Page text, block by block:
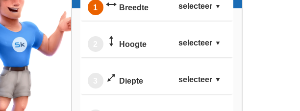
1 Breedte selecteer
Hoogte selecteer
Diepte selecteer